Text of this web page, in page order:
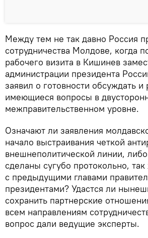
Между тем не так давно Россия
сотрудничества Молдове, когда
рабочего визита в Кишинев
администрации президента
заявил о готовности обсуждать и
имеющиеся вопросы в
межправительственном уровне.
Означают ли заявления
начало выстраивания четкой
внешнеполитической линии,
сделаны сугубо протокольно,
с предыдущими главами
президентами? Удастся ли
сохранить партнерские
всем направлениям
вопрос дали ведущие эксперты.